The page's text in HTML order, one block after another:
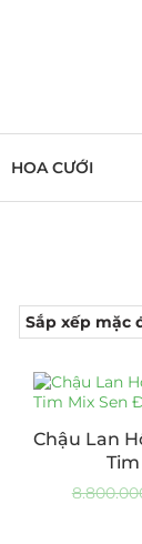
HOA CƯỚI
Chậu Lan